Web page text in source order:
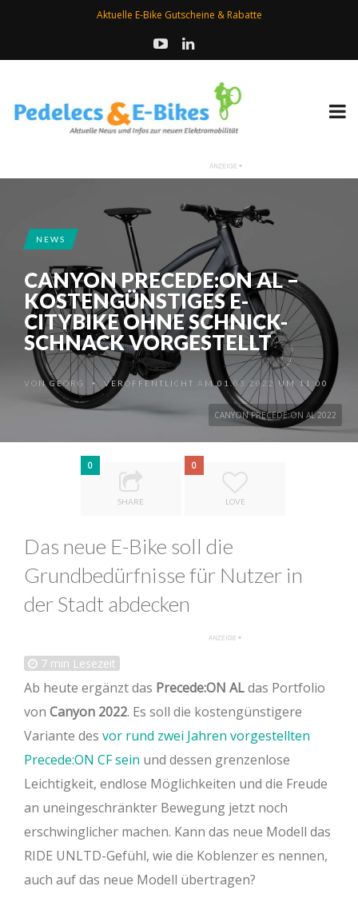
Aktuelle E-Bike Gutscheine & Rabatte
CANYON PRECEDE:ON AL 2022
NEWS
CANYON PRECEDE:ON AL –
KOSTENGÜNSTIGES E-
CITYBIKE OHNE SCHNICK-
SCHNACK VORGESTELLT
VONGEORG • VERÖFFENTLICHT AM 01.03.2022 UM 11:00
0
SHARE
0
LOVE
Das neue E-Bike soll die
Grundbedürfnisse für Nutzer in
der Stadt abdecken
7 min Lesezeit
Ab heute ergänzt das Precede:ON ALdas Portfolio
von Canyon 2022. Es soll die kostengünstigere
Variante des vor rund zwei Jahren vorgestellten
Precede:ON CF sein und dessen grenzenlose
Leichtigkeit, endlose Möglichkeiten und die Freude
an uneingeschränkter Bewegung jetzt noch
erschwinglicher machen. Kann das neue Modell das
RIDE UNLTD-Gefühl, wie die Koblenzer es nennen,
auch auf das neue Modell übertragen?